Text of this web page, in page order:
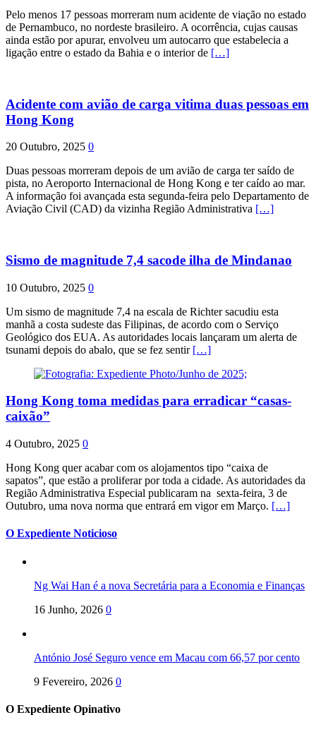
Pelo menos 17 pessoas morreram num acidente de viação no estado
de Pernambuco, no nordeste brasileiro. A ocorrência, cujas causas
ainda estão por apurar, envolveu um autocarro que estabelecia a
ligação entre o estado da Bahia e o interior de […]
Acidente com avião de carga vitima duas pessoas em
Hong Kong
20 Outubro, 2025 0
Duas pessoas morreram depois de um avião de carga ter saído de
pista, no Aeroporto Internacional de Hong Kong e ter caído ao mar.
A informação foi avançada esta segunda-feira pelo Departamento de
Aviação Civil (CAD) da vizinha Região Administrativa […]
Sismo de magnitude 7,4 sacode ilha de Mindanao
10 Outubro, 2025 0
Um sismo de magnitude 7,4 na escala de Richter sacudiu esta
manhã a costa sudeste das Filipinas, de acordo com o Serviço
Geológico dos EUA. As autoridades locais lançaram um alerta de
tsunami depois do abalo, que se fez sentir […]
Hong Kong toma medidas para erradicar “casas-
caixão”
4 Outubro, 2025 0
Hong Kong quer acabar com os alojamentos tipo “caixa de
sapatos”, que estão a proliferar por toda a cidade. As autoridades da
Região Administrativa Especial publicaram na sexta-feira, 3 de
Outubro, uma nova norma que entrará em vigor em Março. […]
O Expediente Noticioso
Ng Wai Han é a nova Secretária para a Economia e Finanças
16 Junho, 2026 0
António José Seguro vence em Macau com 66,57 por cento
9 Fevereiro, 2026 0
O Expediente Opinativo